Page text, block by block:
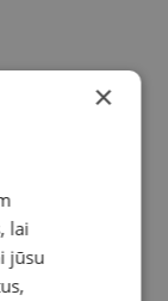
×
lai
jūsu